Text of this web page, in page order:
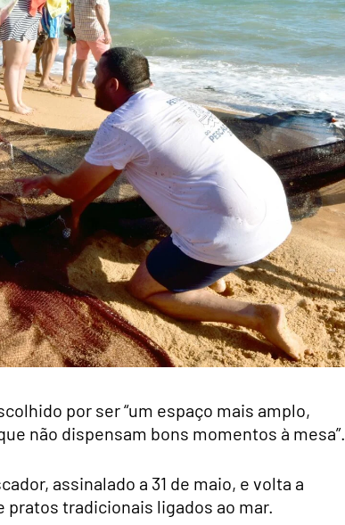
por ser “um espaço mais amplo,
não dispensam bons momentos à mesa”.
assinalado a 31 de maio, e volta a
tradicionais ligados ao mar.